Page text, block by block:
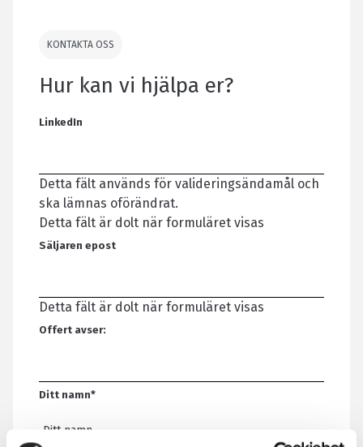
KONTAKTA OSS
Hur kan vi hjälpa er?
LinkedIn
Detta fält används för valideringsändamål och
ska lämnas oförändrat.
Detta fält är dolt när formuläret visas
Säljaren epost
Detta fält är dolt när formuläret visas
Offert avser:
Ditt namn*